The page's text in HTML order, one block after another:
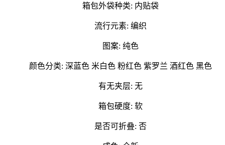
箱包外袋种类: 内贴袋
流行元素: 编织
图案: 纯色
颜色分类: 深蓝色 米白色 粉红色 紫罗兰 酒红色 黑色
有无夹层: 无
箱包硬度: 软
是否可折叠: 否